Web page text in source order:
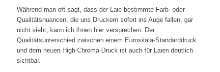
Während man oft sagt, dass der Laie bestimmte Farb- oder
Qualitätsnuancen, die uns Druckern sofort ins Auge fallen, gar
nicht sieht, kann ich Ihnen hier versprechen: Der
Qualitätsunterschied zwischen einem Euroskala-Standarddruck
und dem neuen High-Chroma-Druck ist auch für Laien deutlich
sichtbar.